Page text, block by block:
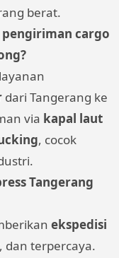
berat.
pengiriman cargo
dari Tangerang ke
via kapal laut
, cocok
Tangerang
ekspedisi
dan terpercaya.